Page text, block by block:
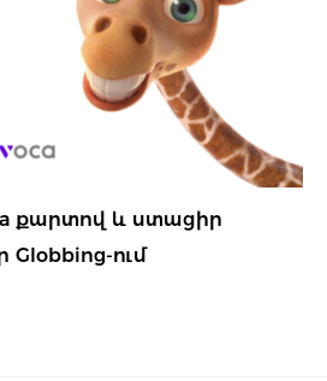
քարտով և ստացիր
Globbing-ում